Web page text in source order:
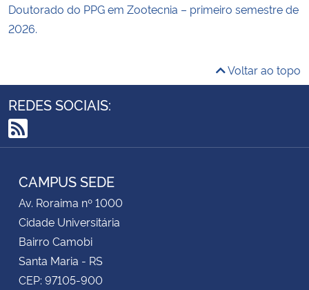
Banco Central do Brasil
Doutorado do PPG em Zootecnia – primeiro semestre de
2026.
Voltar ao topo
REDES SOCIAIS:
RSS
CAMPUS SEDE
Av. Roraima nº 1000
Cidade Universitária
Bairro Camobi
Santa Maria - RS
CEP: 97105-900